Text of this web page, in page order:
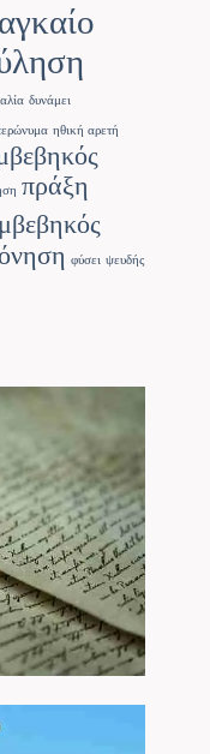
δυνάμει
ηθική αρετή
πράξη
φύσει ψευδής